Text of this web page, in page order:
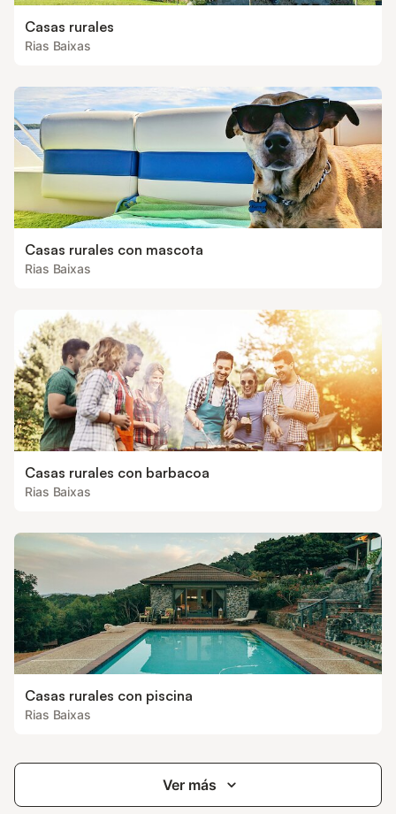
Casas rurales
Rias Baixas
Casas rurales con mascota
Rias Baixas
Casas rurales con barbacoa
Rias Baixas
Casas rurales con piscina
Rias Baixas
Ver más